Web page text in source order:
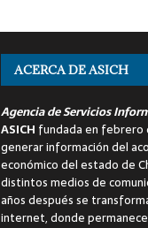
ACERCA DE ASICH
Agencia de Servicios
ASICH fundada en febrero
generar información del
económico del estado de
distintos medios de
años después se
internet, donde